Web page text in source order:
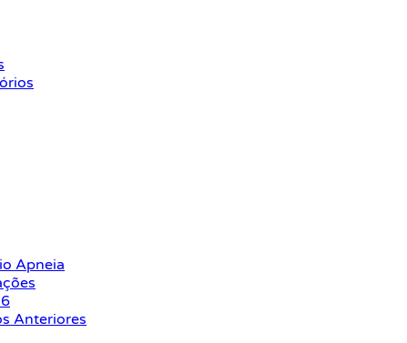
Apneia
Anteriores